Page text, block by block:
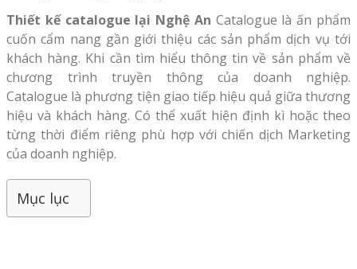
Thiết kế catalogue lại Nghệ An Catalogue là ấn phẩm
cuốn cẩm nang gần giới thiệu các sản phẩm dịch vụ tới
khách hàng. Khi cần tìm hiểu thông tin về sản phẩm về
chương trình truyền thông của doanh nghiệp.
Catalogue là phương tiện giao tiếp hiệu quả giữa thương
hiệu và khách hàng. Có thể xuất hiện định kì hoặc theo
từng thời điểm riêng phù hợp với chiến dịch Marketing
của doanh nghiệp.
Mục lục